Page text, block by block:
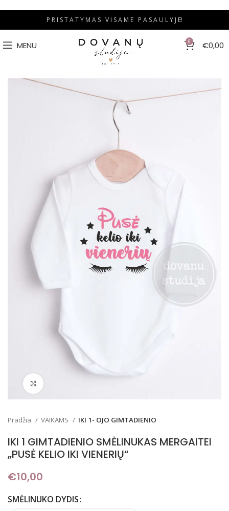
P R I S T A T Y M A S V I S A M E P A S A U L Y J E!
MENU 0 €0,00
Pradžia VAIKAMS IKI 1- OJO GIMTADIENIO
IKI 1 GIMTADIENIO SMĖLINUKAS MERGAITEI
„PUSĖ KELIO IKI VIENERIŲ“
€10,00
SMĖLINUKO DYDIS